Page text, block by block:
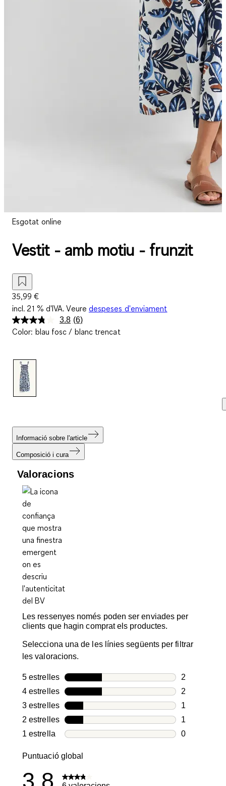
Esgotat online
Vestit - amb motiu - frunzit
35,99 €
incl. 21 % d'IVA. Veure despeses d'enviament
3.8 Llegeix
6
(6)
Color: blau fosc / blanc trencat
Informació sobre l'article
Composició i cura
Valoracions
Les ressenyes només poden ser enviades per
clients que hagin comprat els productes.
Selecciona una de les línies següents per filtrar
les valoracions.
5 estrellesestrelles
2
2
4 estrellesestrelles
2
2
3 estrellesestrelles
1
1 valoració
2 estrellesestrelles
1
1 valoració
1 estrellaestrelles
0
Puntuació global